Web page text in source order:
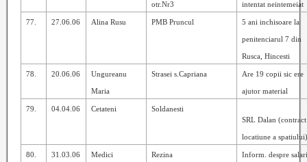
otr.Nr3 intentat neintemeiat
77. 27.06.06 Alina Rusu PMB Pruncul 5 ani inchisoare la
penitenciarul 7 din
Rusca, Hincesti
78. 20.06.06 Ungureanu
Maria
Strasei s.Capriana Are 19 copii sic ere
ajutor material
79. 04.04.06 Cetateni
Soldanesti
SRL Dalan
locatiune a
80. 31.03.06 Medici Rezina Inform. despre